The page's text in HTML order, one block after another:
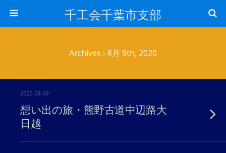
千工会千葉市支部
Archives › 8月 9th, 2020
2020-08-09
想い出の旅・熊野古道中辺路大
日越